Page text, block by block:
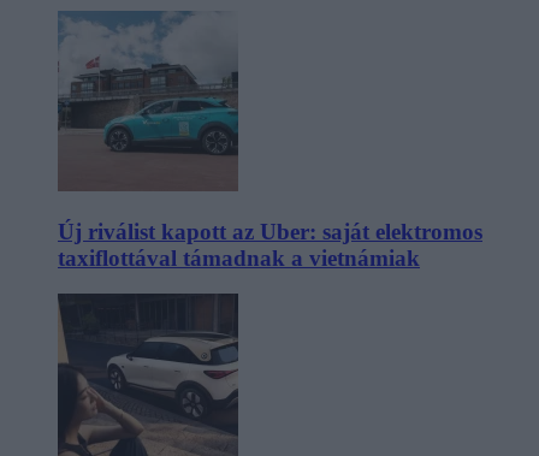
Új riválist kapott az Uber: saját elektromos
taxiflottával támadnak a vietnámiak